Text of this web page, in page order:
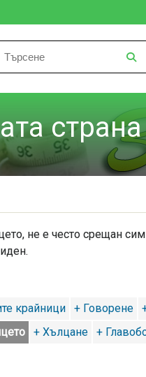
не е често срещан
крайници + Говорене
+ Хълцане +